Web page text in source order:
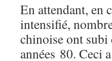
En attendant, en
intensifié,
chinoise ont subi
années 80. Ceci